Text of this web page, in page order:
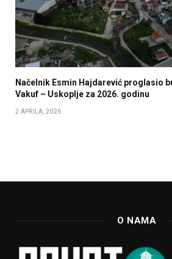
Načelnik Esmin Hajdarević proglasio
Vakuf – Uskoplje za 2026. godinu
2 APRILA, 2026
O NAMA